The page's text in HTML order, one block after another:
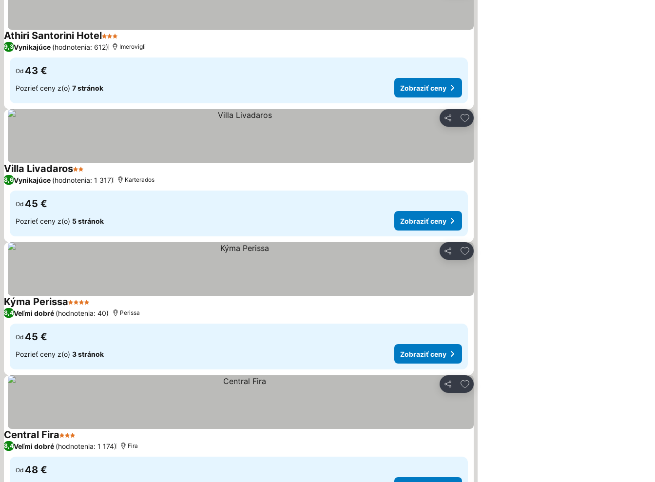
Athiri Santorini Hotel3 Počet hviezdičiek
9,3Vynikajúce (hodnotenia: 612) Imerovigli
Od 43 €
Pozrieť ceny z(o) 7 stránok Zobraziť ceny
Zdieľať
Pridať do obľúbených
Villa Livadaros2 Počet hviezdičiek
Zobraziť ceny
8,6Vynikajúce (hodnotenia: 1 317) Karterados
Od 45 €
Pozrieť ceny z(o) 5 stránok Zobraziť ceny
Zdieľať
Pridať do obľúbených
Kýma Perissa4 Počet hviezdičiek
Zobraziť ceny
8,4Veľmi dobré (hodnotenia: 40) Perissa
Od 45 €
Pozrieť ceny z(o) 3 stránok Zobraziť ceny
Zdieľať
Pridať do obľúbených
Central Fira3 Počet hviezdičiek
Zobraziť ceny
8,4Veľmi dobré (hodnotenia: 1 174) Fira
Od 48 €